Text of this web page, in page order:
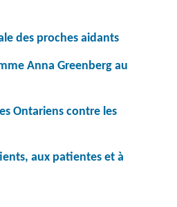
des proches aidants
Anna Greenberg au
Ontariens contre les
aux patientes et à